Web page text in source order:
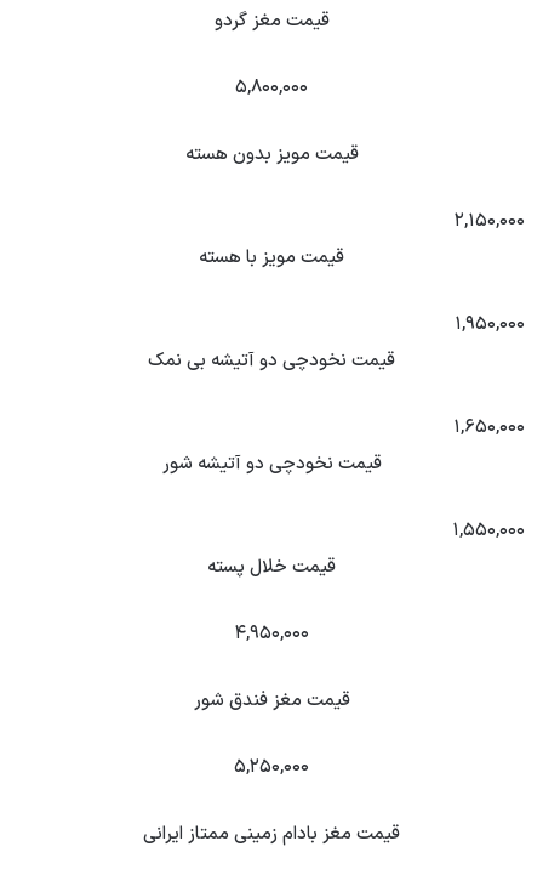
قیمت مغز گردو
۵,۸۰۰,۰۰۰
قیمت مویز بدون هسته
۲,۱۵۰,۰۰۰
قیمت مویز با هسته
۱,۹۵۰,۰۰۰
قیمت نخودچی دو آتیشه بی نمک
۱,۶۵۰,۰۰۰
قیمت نخودچی دو آتیشه شور
۱,۵۵۰,۰۰۰
قیمت خلال پسته
۴,۹۵۰,۰۰۰
قیمت مغز فندق شور
۵,۲۵۰,۰۰۰
قیمت مغز بادام زمینی ممتاز ایرانی